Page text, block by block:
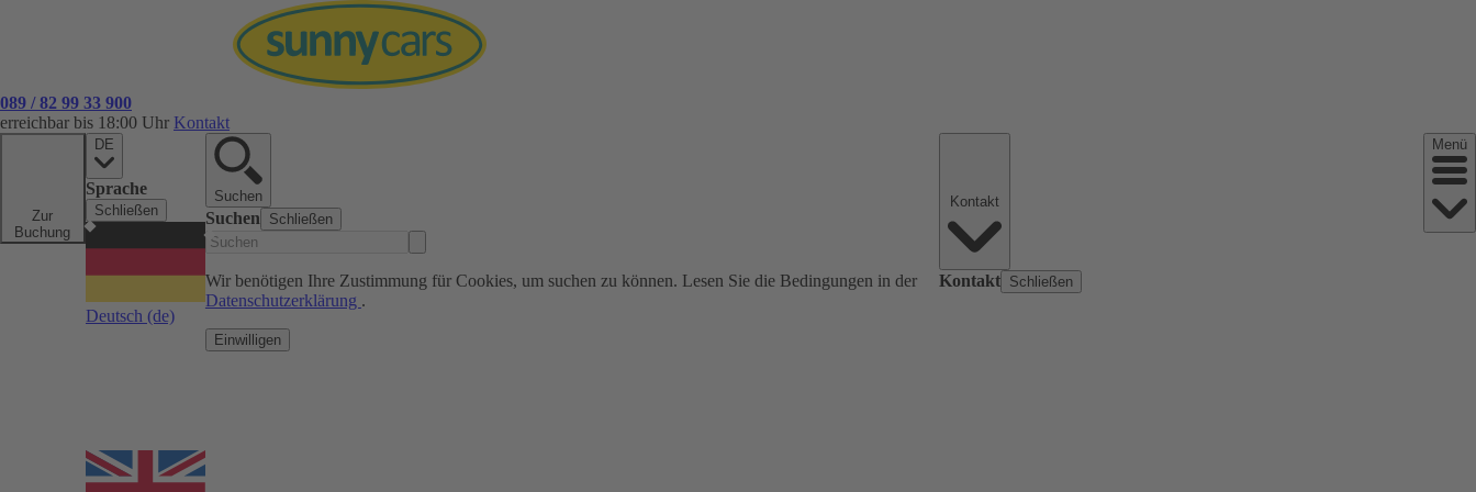
089 / 82 99 33 900
erreichbar bis 18:00 Uhr Kontakt
Zur
Buchung
DE
Sprache
Schließen
Deutsch (de)
Suchen
Suchen Schließen
Wir benötigen Ihre Zustimmung für Cookies, um suchen zu können. Lesen Sie die Bedingungen in der
Datenschutzerklärung .
Einwilligen
Kontakt Schließen
Menü